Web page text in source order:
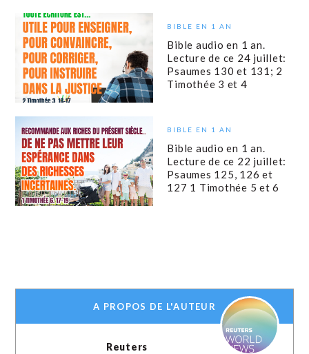
BIBLE EN 1 AN
Bible audio en 1 an.
Lecture de ce 24 juillet:
Psaumes 130 et 131; 2
Timothée 3 et 4
BIBLE EN 1 AN
Bible audio en 1 an.
Lecture de ce 22 juillet:
Psaumes 125, 126 et
127 1 Timothée 5 et 6
A PROPOS DE L'AUTEUR
Reuters